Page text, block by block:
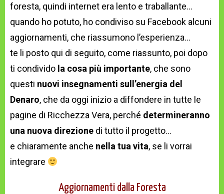
foresta, quindi internet era lento e traballante…
quando ho potuto, ho condiviso su Facebook alcuni
aggiornamenti, che riassumono l’esperienza…
te li posto qui di seguito, come riassunto, poi dopo
ti condivido la cosa più importante, che sono
questi nuovi insegnamenti sull’energia del
Denaro, che da oggi inizio a diffondere in tutte le
pagine di Ricchezza Vera, perché determineranno
una nuova direzione di tutto il progetto…
e chiaramente anche nella tua vita, se li vorrai
integrare
Aggiornamenti dalla Foresta